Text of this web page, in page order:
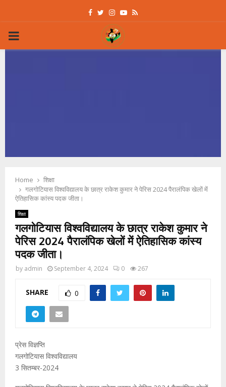
Facebook
Twitter
Instagram
Youtube
Rss
PRIMARY
Home
शिक्षा
गलगोटियास विश्वविद्यालय के छात्र राकेश कुमार ने पेरिस 2024 पैरालंपिक खेलों में
ऐतिहासिक कांस्य पदक जीता।
शिक्षा
गलगोटियास विश्वविद्यालय के छात्र राकेश कुमार ने
पेरिस 2024 पैरालंपिक खेलों में ऐतिहासिक कांस्य
पदक जीता।
by admin September 4, 2024 0 267
SHARE 0
प्रेस विज्ञप्ति
गलगोटियास विश्वविद्यालय
3 सितम्बर-2024